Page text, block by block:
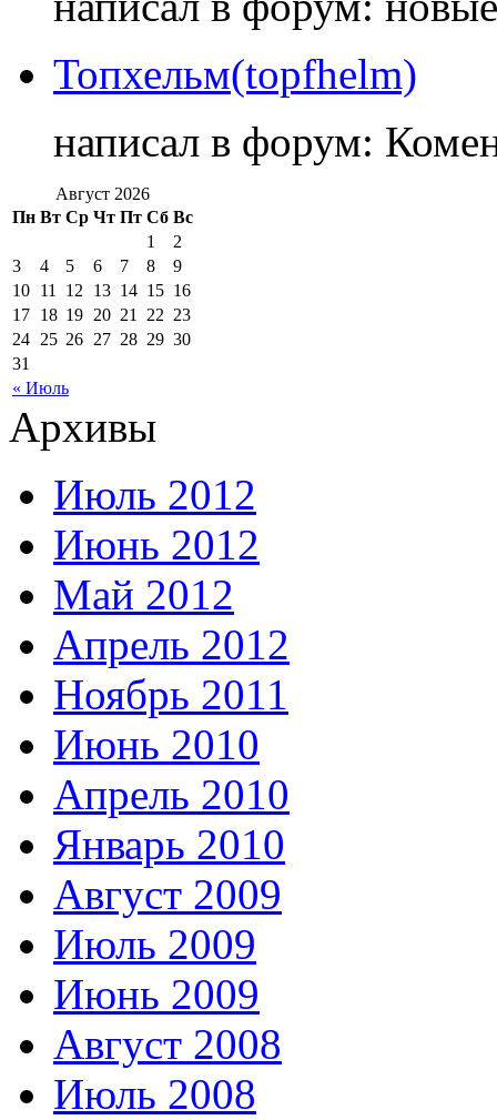
Топхельм(topfhelm)
написал в форум:
Август 2026
Пн Вт Ср Чт Пт Сб Вс
« Июль
1
2
3
4 5 6 7 8
9
10 11 12 13 14 15 16
17 18 19 20 21 22 23
24 25 26 27 28 29 30
31
Архивы
Июль 2012
Июнь 2012
Май 2012
Апрель 2012
Ноябрь 2011
Июнь 2010
Апрель 2010
Январь 2010
Август 2009
Июль 2009
Июнь 2009
Август 2008
Июль 2008